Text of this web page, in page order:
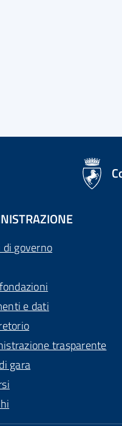
di governo
e dati
trasparente
gara